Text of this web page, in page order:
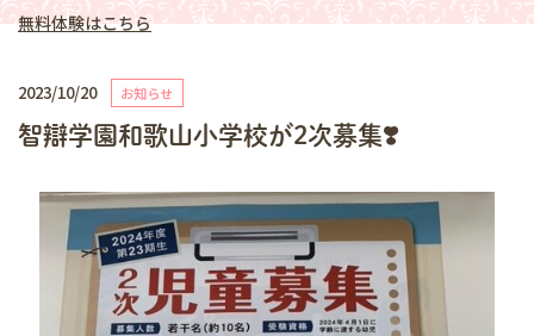
無料体験はこちら
2023/10/20 お知らせ
智辯学園和歌山小学校が2次募集❣️